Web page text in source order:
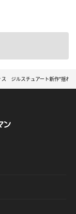
ス ジルスチュアート新作“揺れ